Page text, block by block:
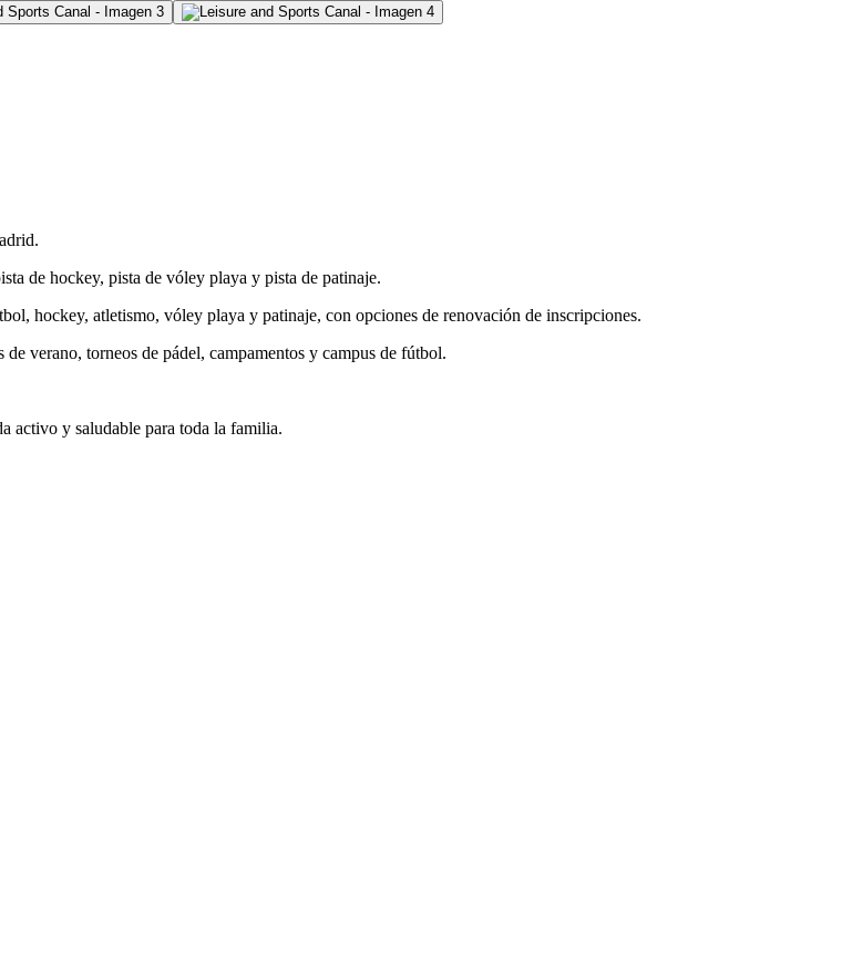
de hockey, pista de vóley playa y pista de patinaje.
hockey, atletismo, vóley playa y patinaje, con opciones de renovación de inscripciones.
verano, torneos de pádel, campamentos y campus de fútbol.
activo y saludable para toda la familia.